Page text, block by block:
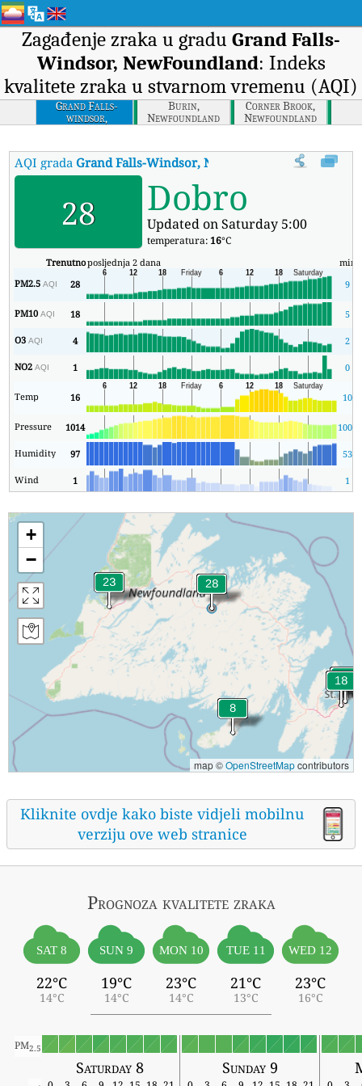
Zagađenje zraka u gradu Grand Falls-
Windsor, NewFoundland: Indeks
kvalitete zraka u stvarnom vremenu (AQI)
Grand Falls-
windsor,
Newfoundland
Burin,
Newfoundland
Corner Brook,
Newfoundland
AQI gradaGrand Falls-Windsor, NewFoundland :Grand Falls-
28 Dobro
Updated on Saturday 5:00
temperatura: 16°C
Trenutnoposljednja 2 dana min
PM2.5AQI 28 9
PM10AQI 18 5
O3AQI 4 2
NO2AQI 1 0
Temp 16 10
Pressure 1014 1009
Humidity 97 53
Wind 1 1
+
−
map ©OpenStreetMapcontributors
Kliknite ovdje kako biste vidjeli mobilnu
verziju ove web stranice
Prognoza kvalitete zraka
SAT 8
22°C
14°C
SUN 9
19°C
14°C
MON 10
23°C
14°C
TUE 11
21°C
13°C
WED 12
23°C
16°C
PM2.5
Saturday 8 Sunday 9